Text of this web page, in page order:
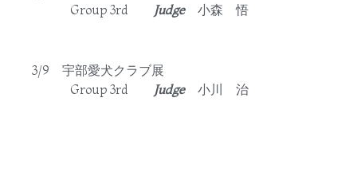
Group 3rd Judge 小森 悟
3/9 宇部愛犬クラブ展
Group 3rd Judge 小川 治